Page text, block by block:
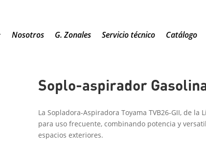
Nosotros G. Zonales Servicio técnico Catálogo
Soplo-aspirador
La Sopladora-Aspiradora Toyama TVB26-GII, de la
para uso frecuente, combinando potencia y
espacios exteriores.